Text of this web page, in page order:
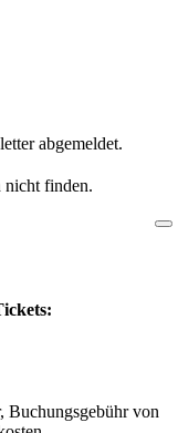
abgemeldet.
nicht finden.
Buchungsgebühr von